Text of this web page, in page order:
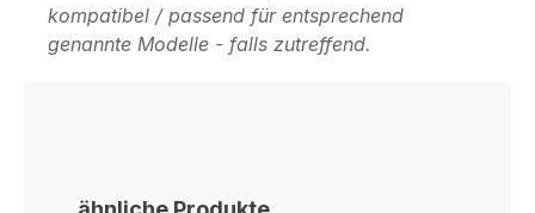
kompatibel / passend für entsprechend
genannte Modelle - falls zutreffend.
Produktgalerie überspringen